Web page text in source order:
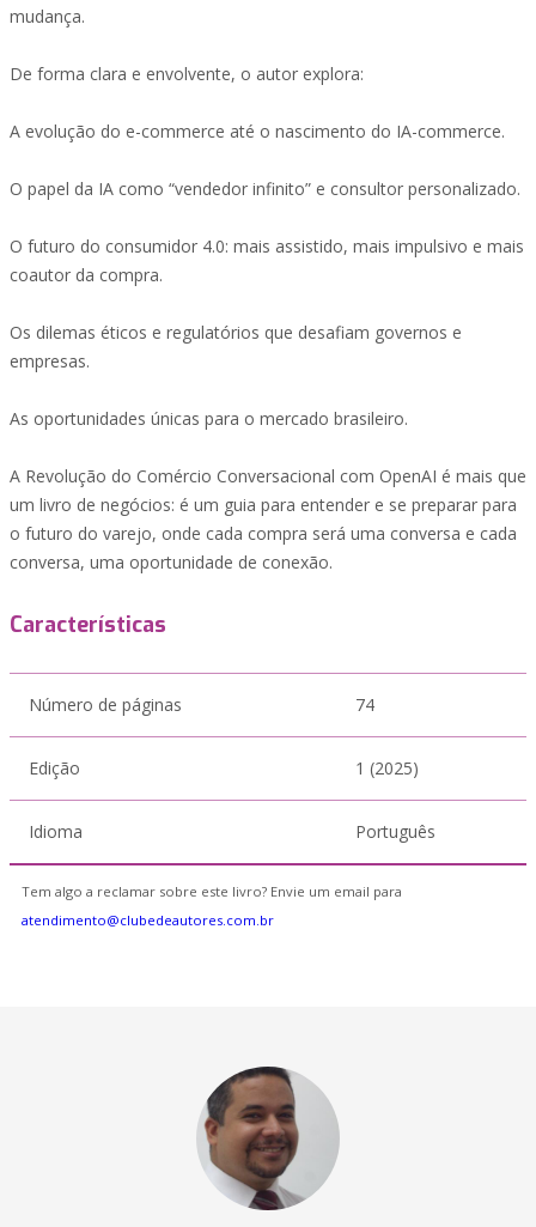
mudança.
De forma clara e envolvente, o autor explora:
A evolução do e-commerce até o nascimento do IA-commerce.
O papel da IA como “vendedor infinito” e consultor personalizado.
O futuro do consumidor 4.0: mais assistido, mais impulsivo e mais
coautor da compra.
Os dilemas éticos e regulatórios que desafiam governos e
empresas.
As oportunidades únicas para o mercado brasileiro.
A Revolução do Comércio Conversacional com OpenAI é mais que
um livro de negócios: é um guia para entender e se preparar para
o futuro do varejo, onde cada compra será uma conversa e cada
conversa, uma oportunidade de conexão.
Características
Número de páginas 74
Edição 1 (2025)
Idioma Português
Tem algo a reclamar sobre este livro? Envie um email para
atendimento@clubedeautores.com.br